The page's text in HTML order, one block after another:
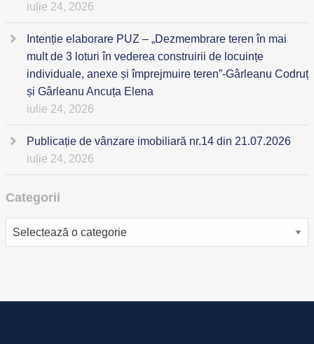
iulie 24, 2026
Intenție elaborare PUZ – „Dezmembrare teren în mai
mult de 3 loturi în vederea construirii de locuințe
individuale, anexe și împrejmuire teren”-Gârleanu Codruț
și Gârleanu Ancuța Elena
iulie 24, 2026
Publicație de vânzare imobiliară nr.14 din 21.07.2026
iulie 24, 2026
Categorii
Categorii